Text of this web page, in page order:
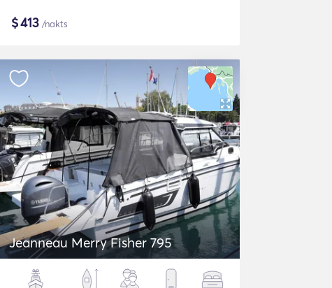
$413 /nakts
Jeanneau Merry Fisher 795